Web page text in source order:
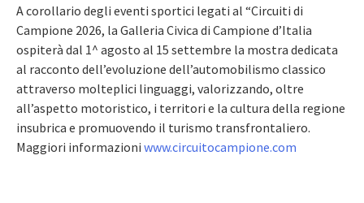
A corollario degli eventi sportici legati al “Circuiti di
Campione 2026, la Galleria Civica di Campione d’Italia
ospiterà dal 1^ agosto al 15 settembre la mostra dedicata
al racconto dell’evoluzione dell’automobilismo classico
attraverso molteplici linguaggi, valorizzando, oltre
all’aspetto motoristico, i territori e la cultura della regione
insubrica e promuovendo il turismo transfrontaliero.
Maggiori informazioni www.circuitocampione.com